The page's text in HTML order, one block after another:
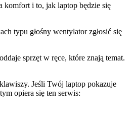
komfort i to, jak laptop będzie się
typu głośny wentylator zgłosić się
sprzęt w ręce, które znają temat.
Jeśli Twój laptop pokazuje
opiera się ten serwis: